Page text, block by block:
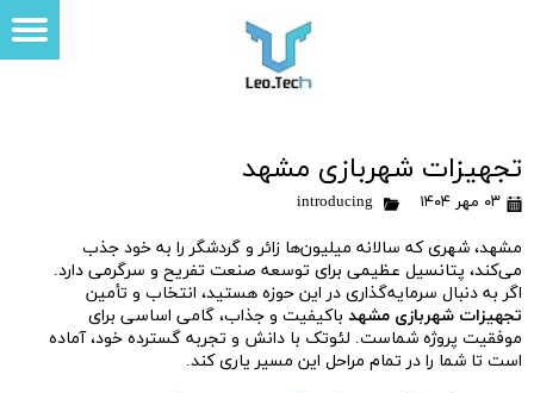
تجهیزات شهربازی مشهد
۰۳ مهر ۱۴۰۴ introducing
مشهد، شهری که سالانه میلیون‌ها زائر و گردشگر را به خود جذب
می‌کند، پتانسیل عظیمی برای توسعه صنعت تفریح و سرگرمی دارد.
اگر به دنبال سرمایه‌گذاری در این حوزه هستید، انتخاب و تأمین
تجهیزات شهربازی مشهد باکیفیت و جذاب، گامی اساسی برای
موفقیت پروژه شماست. لئوتک با دانش و تجربه گسترده خود، آماده
است تا شما را در تمام مراحل این مسیر یاری کند.